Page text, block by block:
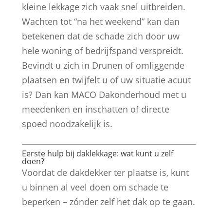
kleine lekkage zich vaak snel uitbreiden.
Wachten tot “na het weekend” kan dan
betekenen dat de schade zich door uw
hele woning of bedrijfspand verspreidt.
Bevindt u zich in Drunen of omliggende
plaatsen en twijfelt u of uw situatie acuut
is? Dan kan MACO Dakonderhoud met u
meedenken en inschatten of directe
spoed noodzakelijk is.
Eerste hulp bij daklekkage: wat kunt u zelf
doen?
Voordat de dakdekker ter plaatse is, kunt
u binnen al veel doen om schade te
beperken – zónder zelf het dak op te gaan.